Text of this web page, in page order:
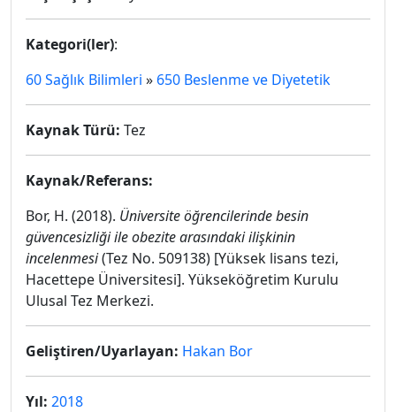
Kategori(ler):
60 Sağlık Bilimleri » 650 Beslenme ve Diyetetik
Kaynak Türü: Tez
Kaynak/Referans:
Bor, H. (2018). Üniversite öğrencilerinde besin
güvencesizliği ile obezite arasındaki ilişkinin
incelenmesi(Tez No. 509138) [Yüksek lisans tezi,
Hacettepe Üniversitesi]. Yükseköğretim Kurulu
Ulusal Tez Merkezi.
Geliştiren/Uyarlayan: Hakan Bor
Yıl: 2018